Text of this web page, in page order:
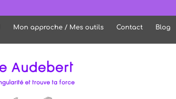
Mon approche / Mes outils Contact Blog